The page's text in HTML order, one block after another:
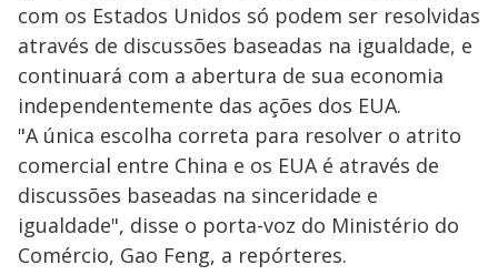
com os Estados Unidos só podem ser resolvidas
através de discussões baseadas na igualdade, e
continuará com a abertura de sua economia
independentemente das ações dos EUA.
"A única escolha correta para resolver o atrito
comercial entre China e os EUA é através de
discussões baseadas na sinceridade e
igualdade", disse o porta-voz do Ministério do
Comércio, Gao Feng, a repórteres.